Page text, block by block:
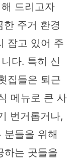
드리고자
한 주거 환경
잡고 있어 주
다. 특히 신
집들은 퇴근
메뉴로 큰 사
번거롭거나,
분들을 위해
하는 곳들을